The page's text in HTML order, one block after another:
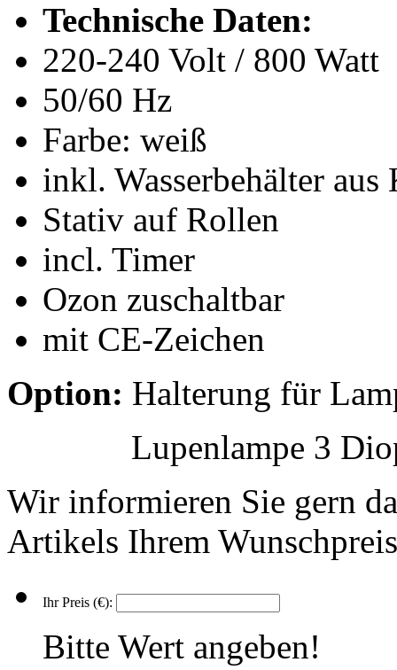
Technische Daten:
220-240 Volt / 800 Watt
50/60 Hz
Farbe: weiß
inkl. Wasserbehälter aus
Stativ auf Rollen
incl. Timer
Ozon zuschaltbar
mit CE-Zeichen
Option: Halterung für
Lupenlampe 3
Wir informieren Sie gern
Artikels Ihrem
Ihr Preis (€):
Bitte Wert angeben!